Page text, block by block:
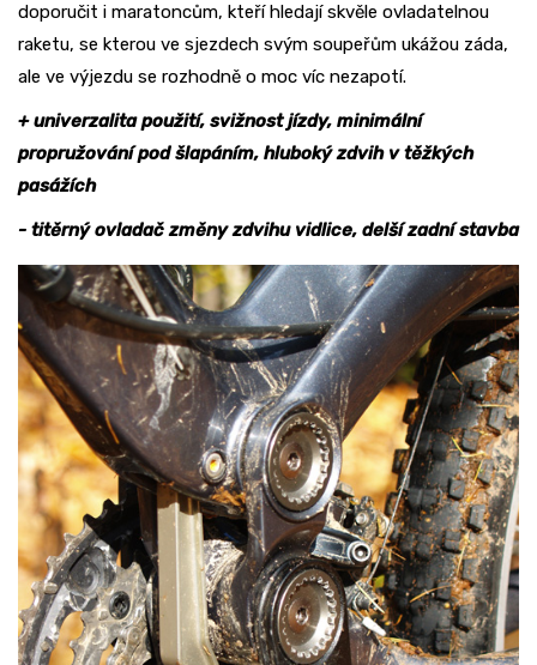
doporučit i maratoncům, kteří hledají skvěle ovladatelnou
raketu, se kterou ve sjezdech svým soupeřům ukážou záda,
ale ve výjezdu se rozhodně o moc víc nezapotí.
+ univerzalita použití, svižnost jízdy, minimální
propružování pod šlapáním, hluboký zdvih v těžkých
pasážích
- titěrný ovladač změny zdvihu vidlice, delší zadní stavba